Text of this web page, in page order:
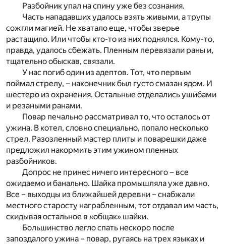
Разбойник упал на спину уже без сознания.
Часть нападавших удалось взять живыми, а трупы
сожгли магией. Не хватало еще, чтобы зверье
растащило. Или чтобы кто-то из них поднялся. Кому-то,
правда, удалось сбежать. Пленным перевязали раны и,
тщательно обыскав, связали.
У нас погиб один из адептов. Тот, что первым
поймал стрелу, – наконечник был густо смазан ядом. И
шестеро из охранения. Остальные отделались ушибами
и резаными ранами.
Повар печально рассматривал то, что осталось от
ужина. В котел, словно специально, попало несколько
стрел. Разозленный мастер плиты и поварешки даже
предложил накормить этим ужином пленных
разбойников.
Допрос не принес ничего интересного – все
ожидаемо и банально. Шайка промышляла уже давно.
Все – выходцы из ближайшей деревни – снабжали
местного старосту награбленным, тот отдавал им часть,
скидывая остальное в «общак» шайки.
Большинство легло спать нескоро после
запоздалого ужина – повар, ругаясь на трех языках и